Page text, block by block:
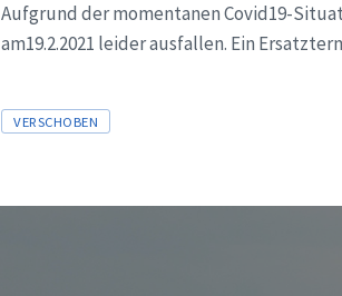
Aufgrund der momentanen Covid19-
am19.2.2021 leider ausfallen. Ein
Tags
VERSCHOBEN